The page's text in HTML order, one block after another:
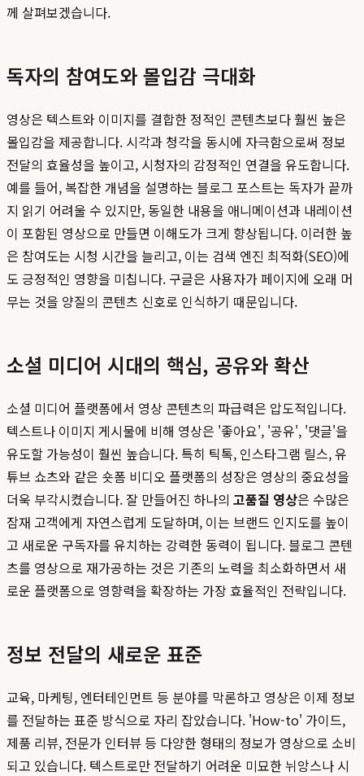
께 살펴보겠습니다.
독자의 참여도와 몰입감 극대화
영상은 텍스트와 이미지를 결합한 정적인 콘텐츠보다 훨씬 높은
몰입감을 제공합니다. 시각과 청각을 동시에 자극함으로써 정보
전달의 효율성을 높이고, 시청자의 감정적인 연결을 유도합니다.
예를 들어, 복잡한 개념을 설명하는 블로그 포스트는 독자가 끝까
지 읽기 어려울 수 있지만, 동일한 내용을 애니메이션과 내레이션
이 포함된 영상으로 만들면 이해도가 크게 향상됩니다. 이러한 높
은 참여도는 시청 시간을 늘리고, 이는 검색 엔진 최적화(SEO)에
도 긍정적인 영향을 미칩니다. 구글은 사용자가 페이지에 오래 머
무는 것을 양질의 콘텐츠 신호로 인식하기 때문입니다.
소셜 미디어 시대의 핵심, 공유와 확산
소셜 미디어 플랫폼에서 영상 콘텐츠의 파급력은 압도적입니다.
텍스트나 이미지 게시물에 비해 영상은 '좋아요', '공유', '댓글'을
유도할 가능성이 훨씬 높습니다. 특히 틱톡, 인스타그램 릴스, 유
튜브 쇼츠와 같은 숏폼 비디오 플랫폼의 성장은 영상의 중요성을
더욱 부각시켰습니다. 잘 만들어진 하나의 고품질 영상은 수많은
잠재 고객에게 자연스럽게 도달하며, 이는 브랜드 인지도를 높이
고 새로운 구독자를 유치하는 강력한 동력이 됩니다. 블로그 콘텐
츠를 영상으로 재가공하는 것은 기존의 노력을 최소화하면서 새
로운 플랫폼으로 영향력을 확장하는 가장 효율적인 전략입니다.
정보 전달의 새로운 표준
교육, 마케팅, 엔터테인먼트 등 분야를 막론하고 영상은 이제 정보
를 전달하는 표준 방식으로 자리 잡았습니다. 'How-to' 가이드,
제품 리뷰, 전문가 인터뷰 등 다양한 형태의 정보가 영상으로 소비
되고 있습니다. 텍스트로만 전달하기 어려운 미묘한 뉘앙스나 시